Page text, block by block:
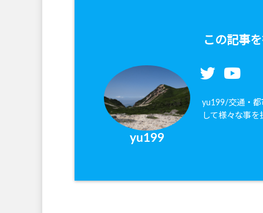
この記事
yu199
yu199/交通・都
して様々な事を